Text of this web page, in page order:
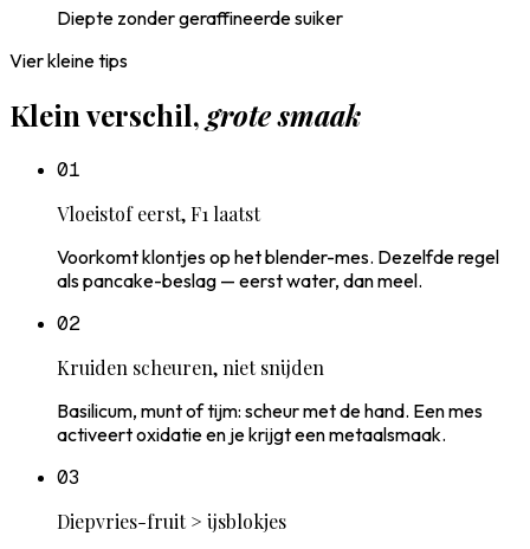
Diepte zonder geraffineerde suiker
Vier kleine tips
Klein verschil, grote smaak
01
Vloeistof eerst, F1 laatst
Voorkomt klontjes op het blender-mes. Dezelfde regel
als pancake-beslag — eerst water, dan meel.
02
Kruiden scheuren, niet snijden
Basilicum, munt of tijm: scheur met de hand. Een mes
activeert oxidatie en je krijgt een metaalsmaak.
03
Diepvries-fruit > ijsblokjes